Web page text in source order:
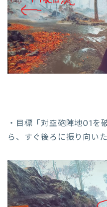
・目標「対空砲陣地01を
ら、すぐ後ろに振り向い